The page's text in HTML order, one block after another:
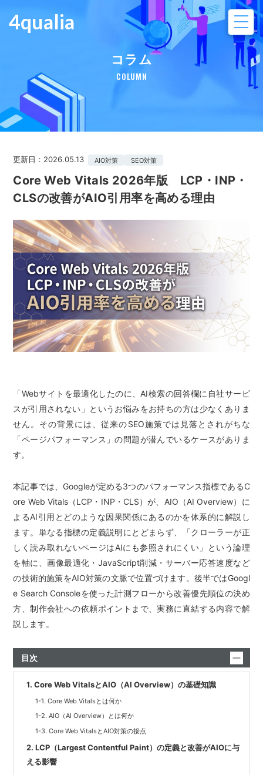
4qualia
コラム
COLUMN
更新日：2026.05.13 AIO対策 SEO対策
Core Web Vitals 2026年版 LCP・INP・
CLSの改善がAIO引用率を高める理由
「Webサイトを最適化したのに、AI検索の回答欄に自社サービ
スが引用されない」というお悩みをお持ちの方は少なくありま
せん。その背景には、従来のSEO施策では見落とされがちな
「ページパフォーマンス」の問題が潜んでいるケースがありま
す。
本記事では、Googleが定める3つのパフォーマンス指標であるC
ore Web Vitals（LCP・INP・CLS）が、AIO（AI Overview）に
よるAI引用とどのような因果関係にあるのかを体系的に解説し
ます。単なる指標の定義説明にとどまらず、「クローラーが正
しく読み取れないページはAIにも参照されにくい」という論理
を軸に、画像最適化・JavaScript削減・サーバー応答速度など
の技術的施策をAIO対策の文脈で位置づけます。後半ではGoogl
e Search Consoleを使った計測フローから改善優先順位の決め
方、制作会社への依頼ポイントまで、実務に直結する内容で解
説します。
目次
1. Core Web VitalsとAIO（AI Overview）の基礎知識
1-1. Core Web Vitalsとは何か
1-2. AIO（AI Overview）とは何か
1-3. Core Web VitalsとAIO対策の接点
2. LCP（Largest Contentful Paint）の定義と改善がAIOに与
える影響